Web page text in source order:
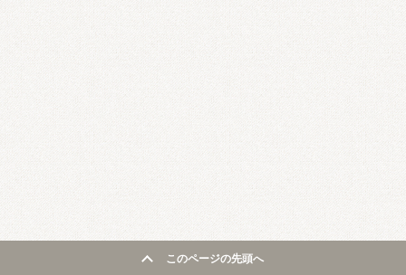
このページの先頭へ